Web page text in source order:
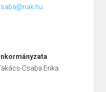
Csaba Erika